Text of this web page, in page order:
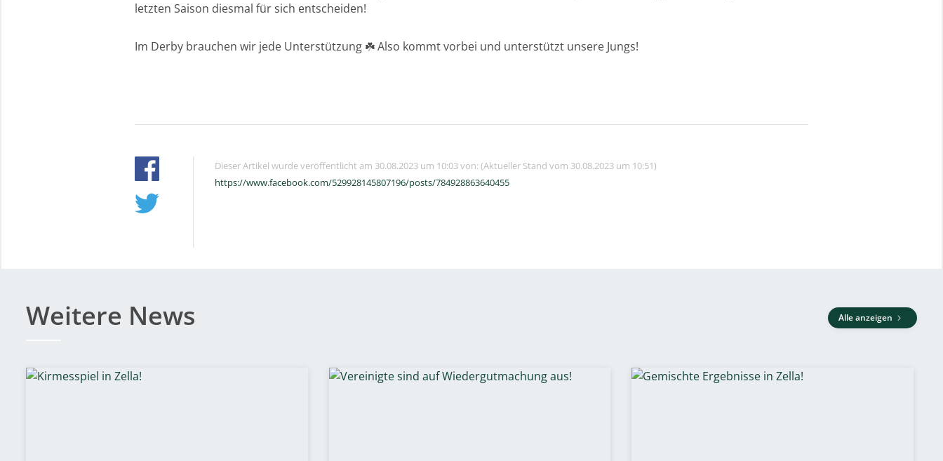
letzten Saison diesmal für sich entscheiden!
Im Derby brauchen wir jede Unterstützung ☘️ Also kommt vorbei und unterstützt unsere Jungs!
Dieser Artikel wurde veröffentlicht am 30.08.2023 um 10:03 von: (Aktueller Stand vom 30.08.2023 um 10:51)
https://www.facebook.com/529928145807196/posts/784928863640455
Weitere News Alle anzeigen